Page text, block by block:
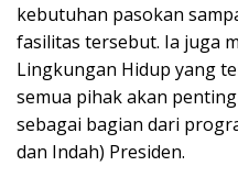
kebutuhan pasokan
fasilitas tersebut. Ia juga
Lingkungan Hidup yang
semua pihak akan
sebagai bagian dari
dan Indah) Presiden.